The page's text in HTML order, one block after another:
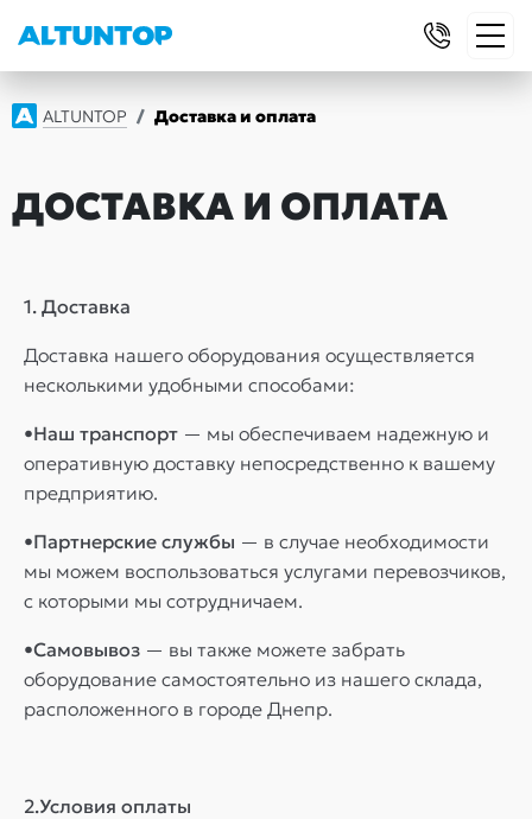
ALTUNTOP Доставка и оплата
ДОСТАВКА И ОПЛАТА
1. Доставка
Доставка нашего оборудования осуществляется
несколькими удобными способами:
•Наш транспорт — мы обеспечиваем надежную и
оперативную доставку непосредственно к вашему
предприятию.
•Партнерские службы — в случае необходимости
мы можем воспользоваться услугами перевозчиков,
с которыми мы сотрудничаем.
•Самовывоз — вы также можете забрать
оборудование самостоятельно из нашего склада,
расположенного в городе Днепр.
2.Условия оплаты